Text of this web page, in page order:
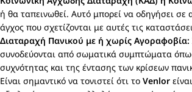
ή θα ταπεινωθεί. Αυτό μπορεί να οδηγήσει
άγχος που σχετίζονται με αυτές τις
Διαταραχή Πανικού με ή χωρίς Αγοραφοβία:
συνοδεύονται από σωματικά συμπτώματα
συχνότητας και της έντασης των κρίσεων
Είναι σημαντικό να τονιστεί ότι το Venlor